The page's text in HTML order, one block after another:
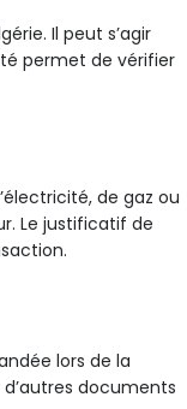
Il peut s’agir
permet de vérifier
de gaz ou
Le justificatif de
lors de la
documents